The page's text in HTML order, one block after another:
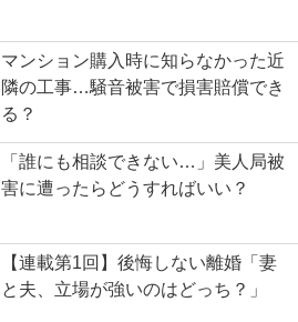
マンション購入時に知らなかった近
隣の工事…騒音被害で損害賠償でき
る？
「誰にも相談できない…」美人局被
害に遭ったらどうすればいい？
【連載第1回】後悔しない離婚「妻
と夫、立場が強いのはどっち？」